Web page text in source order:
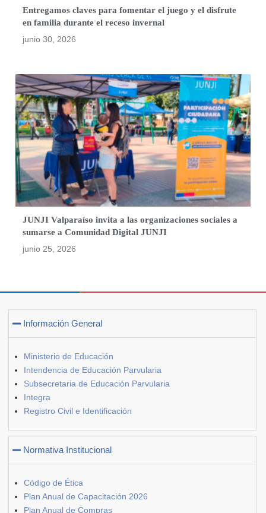
Entregamos claves para fomentar el juego y el disfrute
en familia durante el receso invernal
junio 30, 2026
JUNJI Valparaíso invita a las organizaciones sociales a
sumarse a Comunidad Digital JUNJI
junio 25, 2026
Información General
Ministerio de Educación
Intendencia de Educación Parvularia
Subsecretaria de Educación Parvularia
Integra
Registro Civil e Identificación
Normativa Institucional
Código de Ética
Plan Anual de Capacitación 2026
Plan Anual de Compras